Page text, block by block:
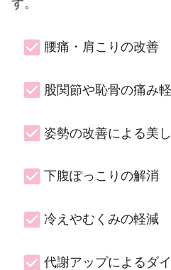
す。
腰痛・肩こりの改善
股関節や恥骨の痛み
姿勢の改善による美
下腹ぽっこりの解消
冷えやむくみの軽減
代謝アップによるダ